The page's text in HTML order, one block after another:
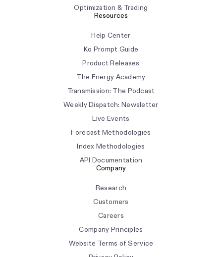
Optimization & Trading
Resources
Help Center
Ko Prompt Guide
Product Releases
The Energy Academy
Transmission: The Podcast
Weekly Dispatch: Newsletter
Live Events
Forecast Methodologies
Index Methodologies
API Documentation
Company
Research
Customers
Careers
Company Principles
Website Terms of Service